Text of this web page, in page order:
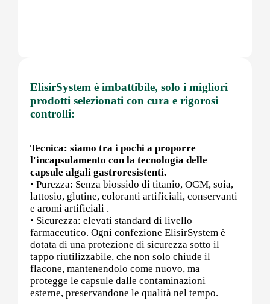
Post Workout
Prostata
Proteine
Sali minerali
ElisirSystem è imbattibile, solo i migliori
prodotti selezionati con cura e rigorosi
controlli:
Tecnica: siamo tra i pochi a proporre
l'incapsulamento con la tecnologia delle
capsule algali gastroresistenti.
• Purezza: Senza biossido di titanio, OGM, soia,
lattosio, glutine, coloranti artificiali, conservanti
e aromi artificiali .
• Sicurezza: elevati standard di livello
farmaceutico. Ogni confezione ElisirSystem è
dotata di una protezione di sicurezza sotto il
tappo riutilizzabile, che non solo chiude il
flacone, mantenendolo come nuovo, ma
protegge le capsule dalle contaminazioni
esterne, preservandone le qualità nel tempo.